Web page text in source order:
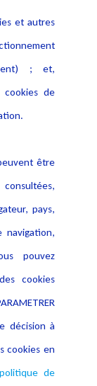
et autres
; et,
cookies de
être
pays,
pouvez
cookies
décision à
cookies en
politique de